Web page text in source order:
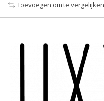
Toevoegen om te vergelijken